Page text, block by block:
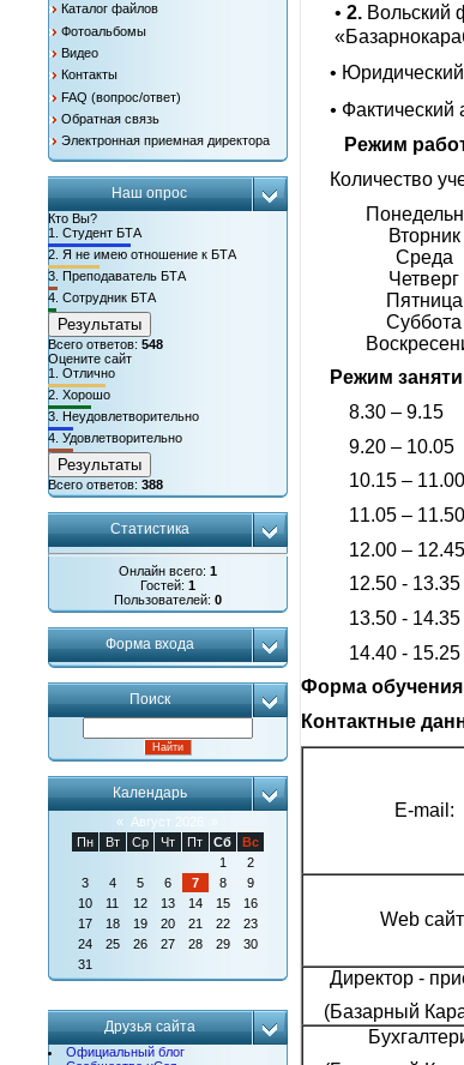
Каталог файлов
Фотоальбомы
Видео
Контакты
FAQ (вопрос/ответ)
Обратная связь
Электронная приемная директора
Наш опрос
Кто Вы?
1. Студент БТА
2. Я не имею отношение к БТА
3. Преподаватель БТА
4. Сотрудник БТА
Результаты
Всего ответов: 548
Оцените сайт
1. Отлично
2. Хорошо
3. Неудовлетворительно
4. Удовлетворительно
Результаты
Всего ответов: 388
Статистика
Онлайн всего: 1
Гостей: 1
Пользователей: 0
Форма входа
Поиск
Календарь
« Август 2026
Пн
Вт Ср Чт Пт Сб
Вс
1
2
3
4 5 6 7 8
9
10
11 12 13 14 15
16
17
18 19 20 21 22
23
24
25 26 27 28 29
30
31
Друзья сайта
Официальный блог
• 2.Вольский
•
• Фактический
Режим
Количество
Вторник
Среда
Четверг
Пятница
Суббота
Режим
8.30 – 9.15
9.20 – 10.05
10.15 – 11.00
11.05 – 11.50
12.00 – 12.45
12.50 - 13.35
13.50 - 14.35
14.40 - 15.25
Форма обучения
Контактные
E-mail:
Web
Директор -
(Базарный